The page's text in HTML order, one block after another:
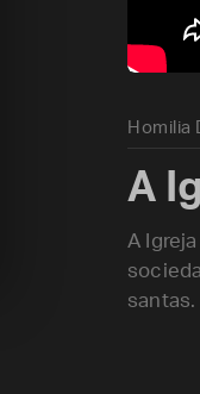
Homilia
A
A
santas.